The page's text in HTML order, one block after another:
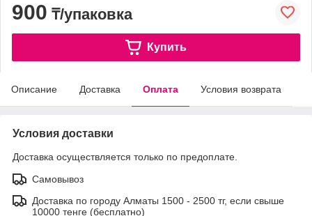
900 ₸/упаковка
Купить
Описание Доставка Оплата Условия возврата
Условия доставки
Доставка осуществляется только по предоплате.
Самовывоз
Доставка по городу Алматы 1500 - 2500 тг, если свыше
10000 тенге (бесплатно)